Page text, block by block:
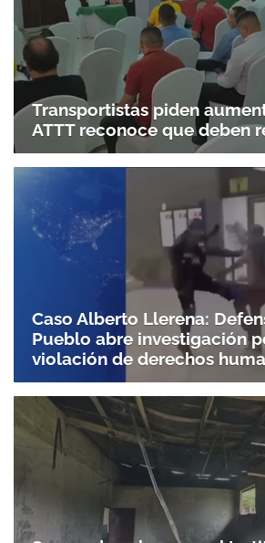
Transportistas piden
ATTT reconoce que deben
Caso Alberto Llerena:
Pueblo abre investigación
violación de derechos